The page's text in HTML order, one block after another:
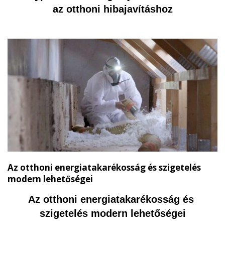
az otthoni hibajavításhoz
Az otthoni energiatakarékosság és szigetelés
modern lehetőségei
Az otthoni energiatakarékosság és
szigetelés modern lehetőségei